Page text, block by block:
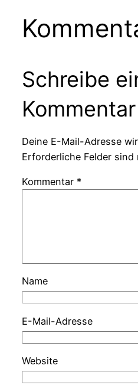
Schreibe
Kommentar
Deine E-Mail-Adresse
Erforderliche Felder sind
Kommentar *
Name
E-Mail-Adresse
Website